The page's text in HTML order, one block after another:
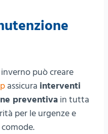
può creare
assicura interventi
preventiva in tutta
per le urgenze e